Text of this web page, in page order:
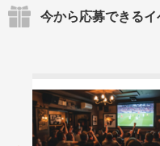
今から応募できる